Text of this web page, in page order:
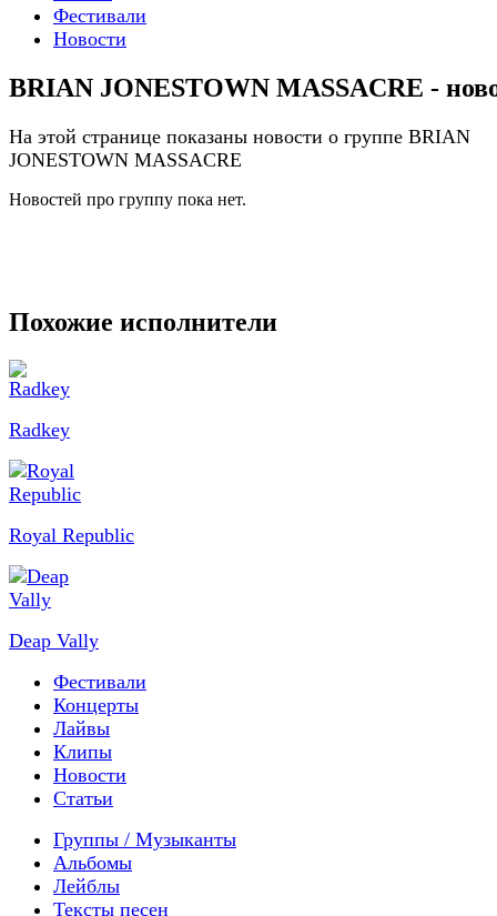
Фестивали
Новости
BRIAN JONESTOWN MASSACRE -
На этой странице показаны новости о группе BRIAN
JONESTOWN MASSACRE
Новостей про группу пока нет.
Похожие исполнители
Radkey
Royal Republic
Deap Vally
Фестивали
Концерты
Лайвы
Клипы
Новости
Статьи
Группы / Музыканты
Альбомы
Лейблы
Тексты песен